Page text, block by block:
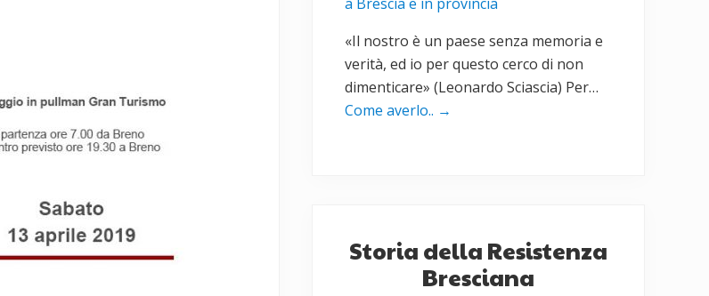
«Il nostro è un paese senza memoria e
verità, ed io per questo cerco di non
dimenticare» (Leonardo Sciascia) Per…
Come averlo.. →
Storia della Resistenza
Bresciana